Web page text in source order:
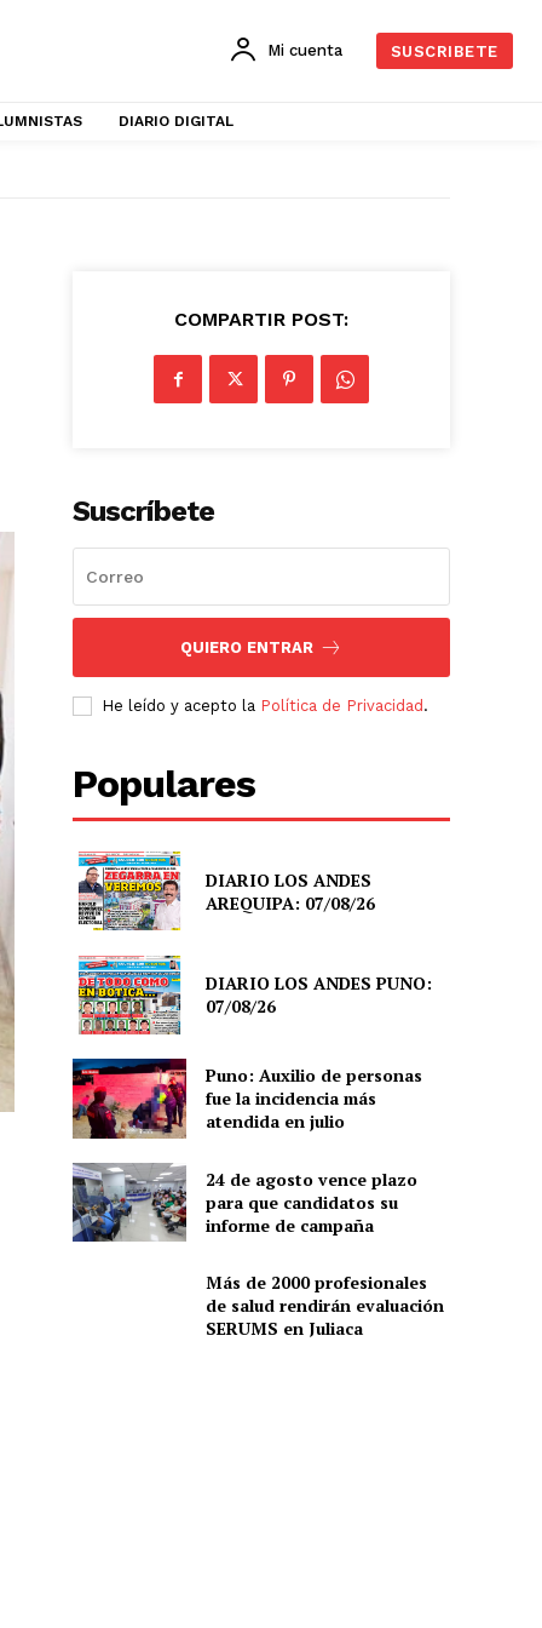
Mi cuenta SUSCRIBETE
DIARIO DIGITAL
COMPARTIR POST:
Suscríbete
QUIERO ENTRAR
He leído y acepto la Política de Privacidad .
Populares
DIARIO LOS ANDES
AREQUIPA: 07/08/26
DIARIO LOS ANDES PUNO:
07/08/26
Puno: Auxilio de personas
fue la incidencia más
atendida en julio
24 de agosto vence plazo
para que candidatos su
informe de campaña
Más de 2000 profesionales
de salud rendirán evaluación
SERUMS en Juliaca